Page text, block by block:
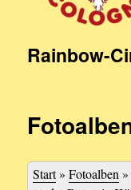
Rainbow-
Start»Fotoalben